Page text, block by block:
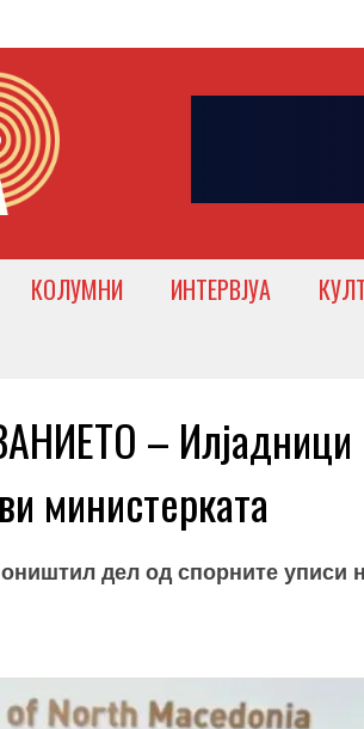
КОЛУМНИ ИНТЕРВЈУА
– Илјадници
министерката
дел од спорните уписи